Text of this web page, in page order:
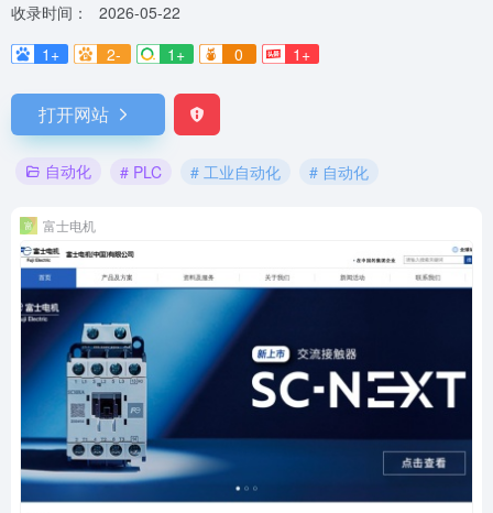
收录时间：
2026-05-22
1+
2- 1+ 0 1+
打开网站
自动化 # PLC # 工业自动化 # 自动化
富士电机